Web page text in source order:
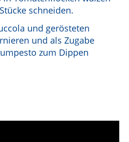
schneiden.
und gerösteten
und als Zugabe
zum Dippen